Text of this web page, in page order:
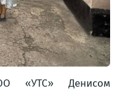
«УТС» Денисом